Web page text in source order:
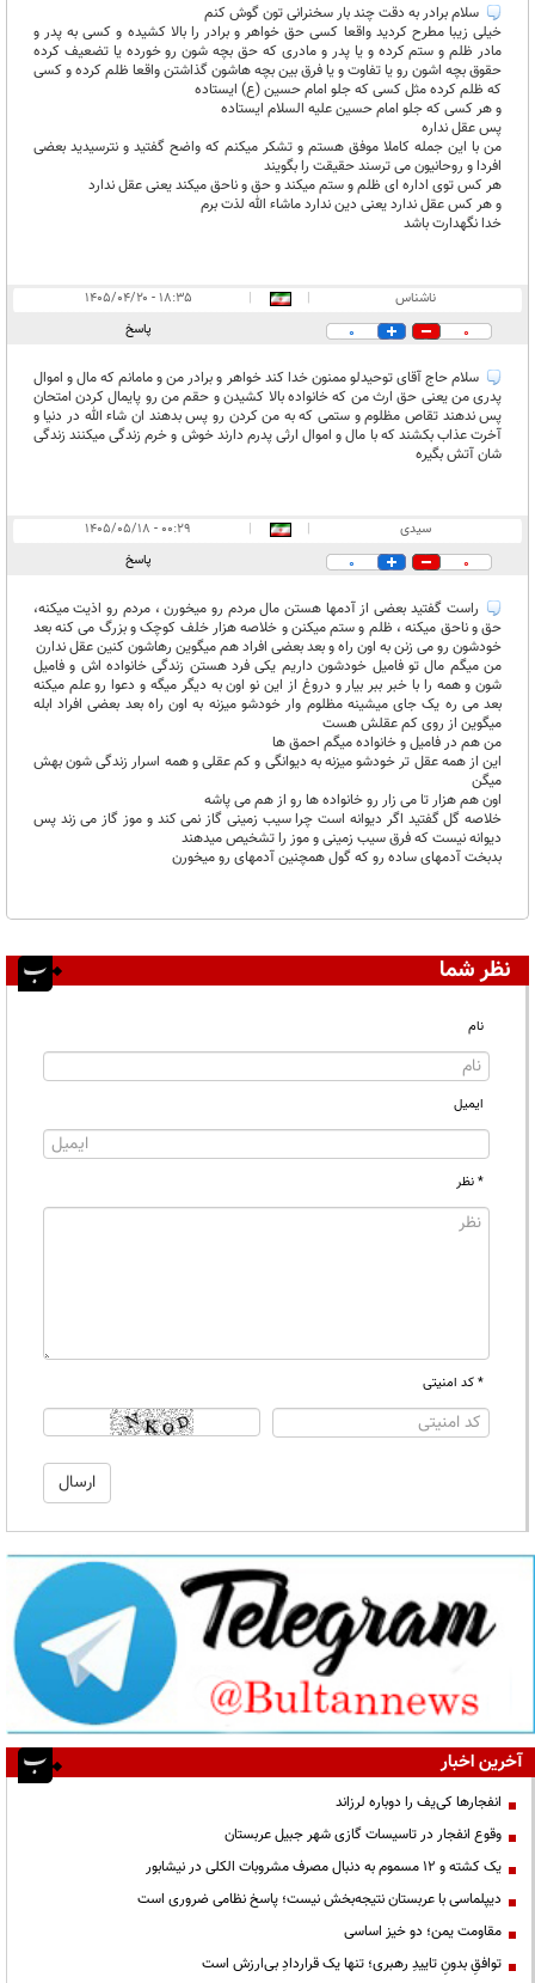
سلام برادر به دقت چند بار سخنرانی تون گوش کنم
خیلی زیبا مطرح کردید واقعا کسی حق خواهر و برادر را بالا کشیده و کسی به پدر و
مادر ظلم و ستم کرده و یا پدر و مادری که حق بچه شون رو خورده یا تضعیف کرده
حقوق بچه اشون رو یا تفاوت و یا فرق بین بچه هاشون گذاشتن واقعا ظلم کرده و کسی
که ظلم کرده مثل کسی که جلو امام حسین (ع) ایستاده
و هر کسی که جلو امام حسین علیه السلام ایستاده
پس عقل نداره
من با این جمله کاملا موفق هستم و تشکر میکنم که واضح گفتید و نترسیدید بعضی
افردا و روحانیون می ترسند حقیقت را بگویند
هر کس توی اداره ای ظلم و ستم میکند و حق و ناحق میکند یعنی عقل ندار‌د
و هر کس عقل ندارد یعنی دین ندارد ماشاء الله لذت برم
خدا نگهدارت باشد
ناشناس |
|
۱۸:۳۵ - ۱۴۰۵/۰۴/۲۰
0
0 پاسخ
سلام حاج آقای توحیدلو ممنون خدا کند خواهر و برادر من و مامانم که مال و اموال
پدری من یعنی حق ارث من که خانواده بالا کشیدن و حقم من رو پایمال کردن امتحان
پس ندهند تقاص مظلوم و ستمی که به من کردن رو پس بدهند ان شاء الله در دنیا و
آخرت عذاب بکشند که با مال و اموال ارثی پدرم دارند خوش و خرم زندگی میکنند زندگی
شان آتش بگیره
سیدی |
|
۰۰:۲۹ - ۱۴۰۵/۰۵/۱۸
0
0 پاسخ
راست گفتید بعضی از آدمها هستن مال مردم رو میخورن ، مردم رو اذیت میکنه،
حق و ناحق میکنه ، ظلم و ستم میکنن و خلاصه هزار خلف کوچک و بزرگ می کنه بعد
خودشون رو می زنن به اون راه و بعد بعضی افراد هم میگوین رهاشون کنین عقل ندارن
من میگم مال تو فامیل خودشون داریم یکی فرد هستن زندگی خانواده اش و فامیل
شون و همه را با خبر ببر بیار و دروغ از این نو اون به دیگر میگه و دعوا رو علم میکنه
بعد می ره یک جای میشینه مظلوم وار خودشو میزنه به اون راه بعد بعضی افراد ابله
میگوین از روی کم عقلش هست
من هم در فامیل و خانواده میگم احمق ها
این از همه عقل تر خودشو میزنه به دیوانگی و کم عقلی و همه اسرار زندگی شون بهش
میگن
اون هم هزار تا می زار رو خانواده ها رو از هم می پاشه
خلاصه گل گفتید اگر دیوانه است چرا سیب زمینی گاز نمی کند و موز گاز می زند پس
دیوانه نیست که فرق سیب زمینی و موز را تشخیص میدهند
بدبخت آدمهای ساده رو که گول همچنین آدمهای رو میخورن
نظر شما
نام
ایمیل
* نظر
* کد امنیتی
آخرین اخبار
انفجارها کی‌یف را دوباره لرزاند
وقوع انفجار در تاسیسات گازی شهر جبیل عربستان
یک کشته و ۱۲ مسموم به دنبال مصرف مشروبات الکلی در نیشابور
دیپلماسی با عربستان نتیجه‌بخش نیست؛ پاسخ نظامی ضروری است
مقاومت یمن؛ دو خیز اساسی
توافقِ بدونِ تاییدِ رهبری؛ تنها یک قراردادِ بی‌ارزش است